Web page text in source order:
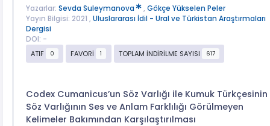
Yazarlar: Sevda Suleymanova , Gökçe Yükselen Peler
Yayın Bilgisi: 2021 , Uluslararası İdil - Ural ve Türkistan Araştırmaları
Dergisi
DOI: -
ATIF
0 FAVORİ 1 TOPLAM İNDİRİLME SAYISI 617
Codex Cumanicus’un Söz Varlığı ile Kumuk Türkçesinin
Söz Varlığının Ses ve Anlam Farklılığı Görülmeyen
Kelimeler Bakımından Karşılaştırılması